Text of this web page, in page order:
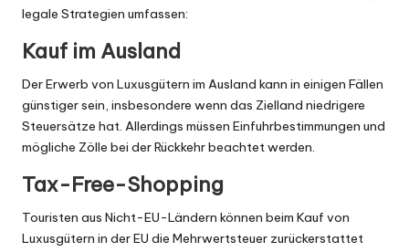
legale Strategien umfassen:
Kauf im Ausland
Der Erwerb von Luxusgütern im Ausland kann in einigen Fällen
günstiger sein, insbesondere wenn das Zielland niedrigere
Steuersätze hat. Allerdings müssen Einfuhrbestimmungen und
mögliche Zölle bei der Rückkehr beachtet werden.
Tax-Free-Shopping
Touristen aus Nicht-EU-Ländern können beim Kauf von
Luxusgütern in der EU die Mehrwertsteuer zurückerstattet